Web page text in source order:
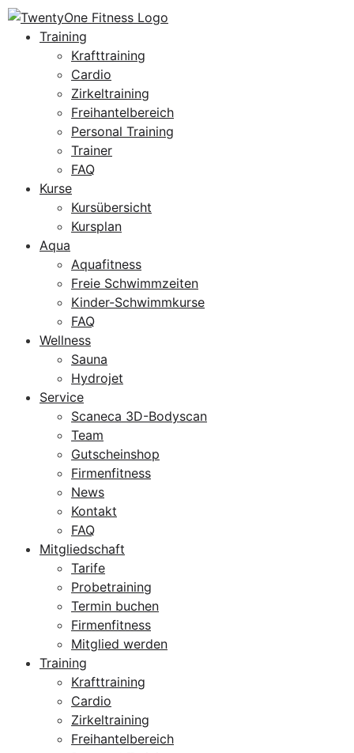
Training
Krafttraining
Cardio
Zirkeltraining
Freihantelbereich
Personal Training
Trainer
FAQ
Kurse
Kursübersicht
Kursplan
Aqua
Aquafitness
Freie Schwimmzeiten
Kinder-Schwimmkurse
FAQ
Wellness
Sauna
Hydrojet
Service
Scaneca 3D-Bodyscan
Team
Gutscheinshop
Firmenfitness
News
Kontakt
FAQ
Mitgliedschaft
Tarife
Probetraining
Termin buchen
Firmenfitness
Mitglied werden
Training
Krafttraining
Cardio
Zirkeltraining
Freihantelbereich